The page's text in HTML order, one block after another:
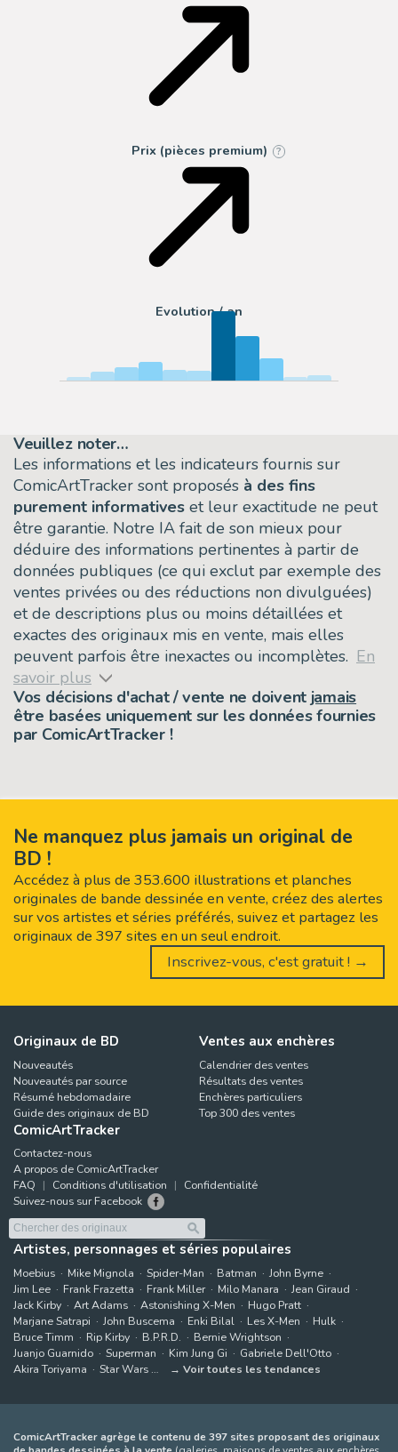
Prix (pièces premium) ?
Evolution / an
Veuillez noter…
Les informations et les indicateurs fournis sur
ComicArtTracker sont proposés à des fins
purement informatives et leur exactitude ne peut
être garantie. Notre IA fait de son mieux pour
déduire des informations pertinentes à partir de
données publiques (ce qui exclut par exemple des
ventes privées ou des réductions non divulguées)
et de descriptions plus ou moins détaillées et
exactes des originaux mis en vente, mais elles
peuvent parfois être inexactes ou incomplètes. En
savoir plus
Vos décisions d'achat / vente ne doivent jamais
être basées uniquement sur les données fournies
par ComicArtTracker !
Ne manquez plus jamais un original de
BD !
Accédez à plus de 353.600 illustrations et planches
originales de bande dessinée en vente, créez des alertes
sur vos artistes et séries préférés, suivez et partagez les
originaux de 397 sites en un seul endroit.
Inscrivez-vous, c'est gratuit ! →
Originaux de BD
Nouveautés
Nouveautés par source
Résumé hebdomadaire
Guide des originaux de BD
Ventes aux enchères
Calendrier des ventes
Résultats des ventes
Enchères particuliers
Top 300 des ventes
ComicArtTracker
Contactez-nous
A propos de ComicArtTracker
FAQ
Conditions d'utilisation
Confidentialité
Suivez-nous sur Facebook
Artistes, personnages et séries populaires
Moebius Mike Mignola Spider-Man Batman
John Byrne
Jim Lee
Frank Frazetta Frank Miller Milo Manara
Jean Giraud
Jack Kirby
Art Adams Astonishing X-Men
Hugo Pratt
Marjane Satrapi
John Buscema Enki Bilal Les X-Men
Hulk
Bruce Timm
Rip Kirby B.P.R.D.
Bernie Wrightson
Juanjo Guarnido
Superman Kim Jung Gi
Gabriele Dell'Otto
Akira Toriyama
Star Wars Voir toutes les tendances
ComicArtTracker agrège le contenu de 397 sites proposant des originaux